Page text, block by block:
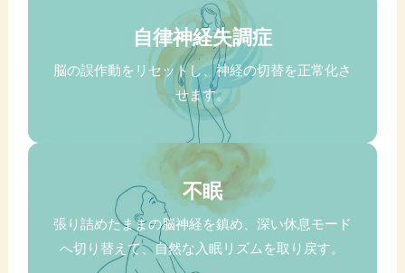
自律神経失調症
脳の誤作動をリセットし、神経の切替を正常化さ
せます。
不眠
張り詰めたままの脳神経を鎮め、深い休息モード
へ切り替えて、自然な入眠リズムを取り戻す。